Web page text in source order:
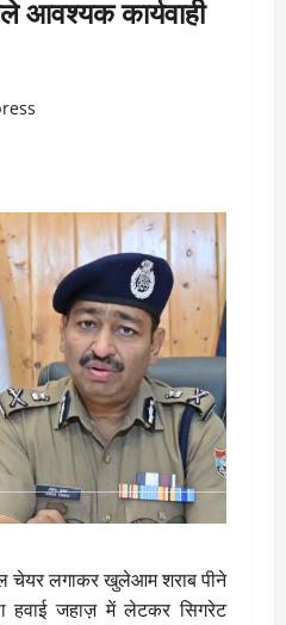
आवश्यक कार्यवाही
चेयर लगाकर खुलेआम शराब पीने
हवाई जहाज़ में लेटकर सिगरेट